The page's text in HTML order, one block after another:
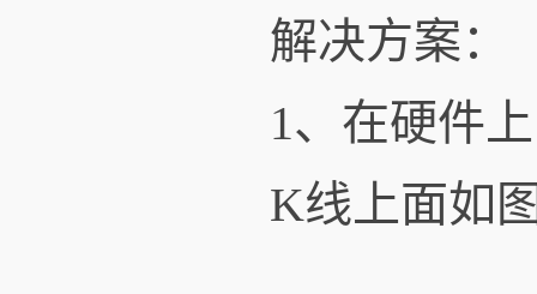
解决方案：
1、在硬件
K线上面如